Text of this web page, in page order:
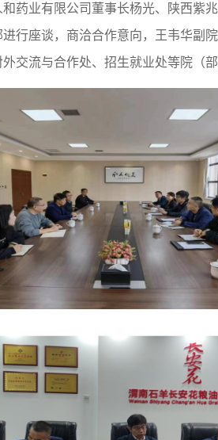
药业有限公司董事长杨光、陕西紫
行座谈，商洽合作意向，王韦华副
交流与合作处、招生就业处等院（部